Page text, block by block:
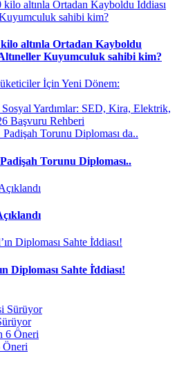
altınla Ortadan Kayboldu
Altıneller Kuyumculuk sahibi kim?
Torunu Diploması..
Diploması Sahte İ̇ddiası!
Öneri